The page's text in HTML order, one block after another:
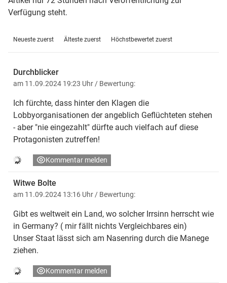
Verfügung steht.
Neueste zuerst Älteste zuerst Höchstbewertet zuerst
Durchblicker
am 11.09.2024 19:23 Uhr / Bewertung:
Ich fürchte, dass hinter den Klagen die
Lobbyorganisationen der angeblich Geflüchteten stehen
- aber "nie eingezahlt" dürfte auch vielfach auf diese
Protagonisten zutreffen!
Kommentar melden
Witwe Bolte
am 11.09.2024 13:16 Uhr / Bewertung:
Gibt es weltweit ein Land, wo solcher Irrsinn herrscht wie
in Germany? ( mir fällt nichts Vergleichbares ein)
Unser Staat lässt sich am Nasenring durch die Manege
ziehen.
Kommentar melden